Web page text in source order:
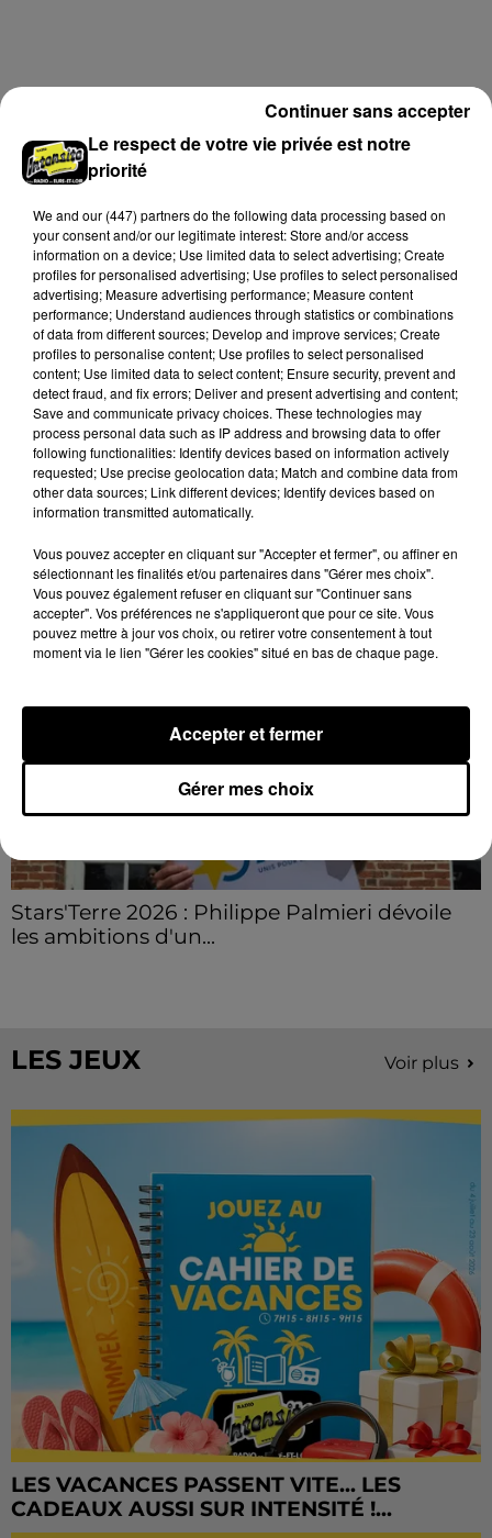
Grâce...
A LA UNE Voir plus
Loir-et-Cher : un pyromane interpellé grâce
au sang-froid des...
Samedi 25 juillet, plus d'une dizaine de feux de
champs et de sous-bois ont été déclenchés dans le
Grâce...
LE GRAND FORMAT Voir plus
Stars'Terre 2026 : Philippe Palmieri dévoile
les ambitions d'un...
LES JEUX Voir plus
LES VACANCES PASSENT VITE... LES
CADEAUX AUSSI SUR INTENSITÉ !...
Le respect de votre vie privée est notre
priorité
We and our (447) partnersdo the following data processing based on
your consent and/or our legitimate interest: Store and/or access
information on a device; Use limited data to select advertising; Create
profiles for personalised advertising; Use profiles to select personalised
advertising; Measure advertising performance; Measure content
performance; Understand audiences through statistics or combinations
of data from different sources; Develop and improve services; Create
profiles to personalise content; Use profiles to select personalised
content; Use limited data to select content; Ensure security, prevent and
detect fraud, and fix errors; Deliver and present advertising and content;
Save and communicate privacy choices. These technologies may
process personal data such as IP address and browsing data to offer
following functionalities: Identify devices based on information actively
requested; Use precise geolocation data; Match and combine data from
other data sources; Link different devices; Identify devices based on
information transmitted automatically.
Vous pouvez accepter en cliquant sur "Accepter et fermer", ou affiner en
sélectionnant les finalités et/ou partenaires dans "Gérer mes choix".
Vous pouvez également refuser en cliquant sur "Continuer sans
accepter". Vos préférences ne s'appliqueront que pour ce site. Vous
pouvez mettre à jour vos choix, ou retirer votre consentement à tout
moment via le lien "Gérer les cookies" situé en bas de chaque page.
Gérer mes choix
Accepter et fermer
Continuer sans accepter